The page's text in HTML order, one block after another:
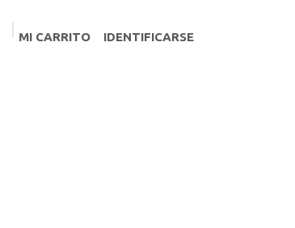
MI CARRITO IDENTIFICARSE